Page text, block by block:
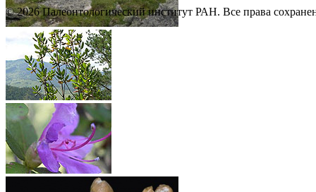
© 2026 Палеонтологический институт РАН. Все права